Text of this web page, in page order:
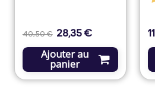
Prix
base
40,50 € Prix
28,35 €
Ajouter au
panier